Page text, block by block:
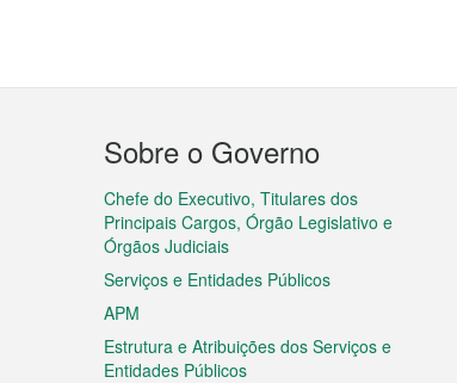
Menu
do
rodapé
Sobre o Governo
Chefe do Executivo, Titulares dos
Principais Cargos, Órgão Legislativo e
Órgãos Judiciais
Serviços e Entidades Públicos
APM
Estrutura e Atribuições dos Serviços e
Entidades Públicos